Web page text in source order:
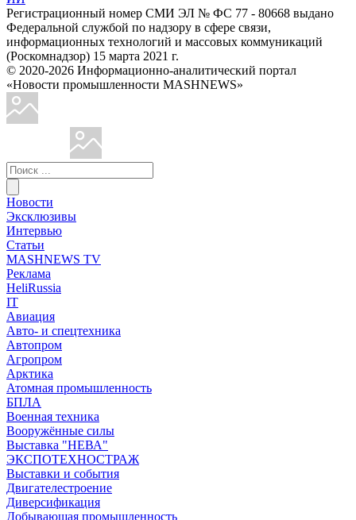
Регистрационный номер СМИ ЭЛ № ФС 77 - 80668 выдано
Федеральной службой по надзору в сфере связи,
информационных технологий и массовых коммуникаций
(Роскомнадзор) 15 марта 2021 г.
© 2020-2026 Информационно-аналитический портал
«Новости промышленности MASHNEWS»
Новости
Эксклюзивы
Интервью
Статьи
MASHNEWS TV
Реклама
HeliRussia
IT
Авиация
Авто- и спецтехника
Автопром
Агропром
Арктика
Атомная промышленность
БПЛА
Военная техника
Вооружённые силы
Выставка "НЕВА"
ЭКСПОТЕХНОСТРАЖ
Выставки и события
Двигателестроение
Диверсификация
Добывающая промышленность